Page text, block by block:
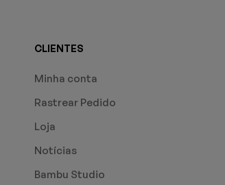
CLIENTES
Minha conta
Rastrear Pedido
Loja
Notícias
Bambu Studio